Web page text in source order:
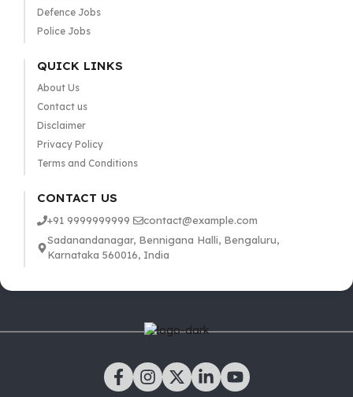
Defence Jobs
Police Jobs
QUICK LINKS
About Us
Contact us
Disclaimer
Privacy Policy
Terms and Conditions
CONTACT US
+91 9999999999
contact@example.com
Sadanandanagar, Bennigana Halli, Bengaluru,
Karnataka 560016, India